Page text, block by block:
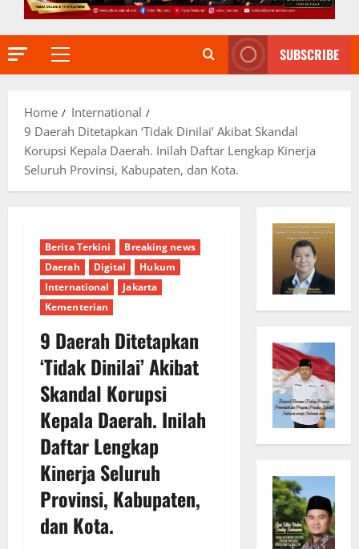
Primary
SUBSCRIBE
Home
International
9 Daerah Ditetapkan ‘Tidak Dinilai’ Akibat Skandal
Korupsi Kepala Daerah. Inilah Daftar Lengkap Kinerja
Seluruh Provinsi, Kabupaten, dan Kota.
Berita Terkini
Breaking news
Daerah
Digital
Hukum
International
Jakarta
Kementerian
9 Daerah Ditetapkan
‘Tidak Dinilai’ Akibat
Skandal Korupsi
Kepala Daerah. Inilah
Daftar Lengkap
Kinerja Seluruh
Provinsi, Kabupaten,
dan Kota.